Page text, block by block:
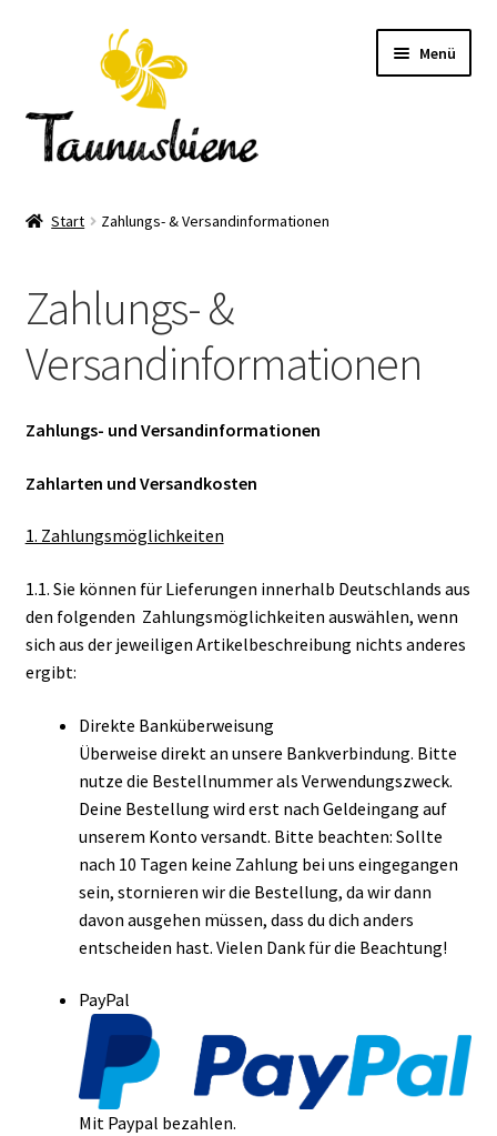
Navigation
Menü
Events 2026
Bienenvölker kaufen
Shop
Kontakt
Start Zahlungs- & Versandinformationen
Zahlungs- &
Versandinformationen
Zahlungs- und Versandinformationen
Zahlarten und Versandkosten
1. Zahlungsmöglichkeiten
1.1. Sie können für Lieferungen innerhalb Deutschlands aus
den folgenden Zahlungsmöglichkeiten auswählen, wenn
sich aus der jeweiligen Artikelbeschreibung nichts anderes
ergibt:
Direkte Banküberweisung
Überweise direkt an unsere Bankverbindung. Bitte
nutze die Bestellnummer als Verwendungszweck.
Deine Bestellung wird erst nach Geldeingang auf
unserem Konto versandt. Bitte beachten: Sollte
nach 10 Tagen keine Zahlung bei uns eingegangen
sein, stornieren wir die Bestellung, da wir dann
davon ausgehen müssen, dass du dich anders
entscheiden hast. Vielen Dank für die Beachtung!
PayPal
Mit Paypal bezahlen.